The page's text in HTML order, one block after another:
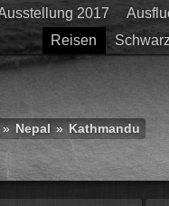
2017
Reisen
» Nepal » Kathmandu